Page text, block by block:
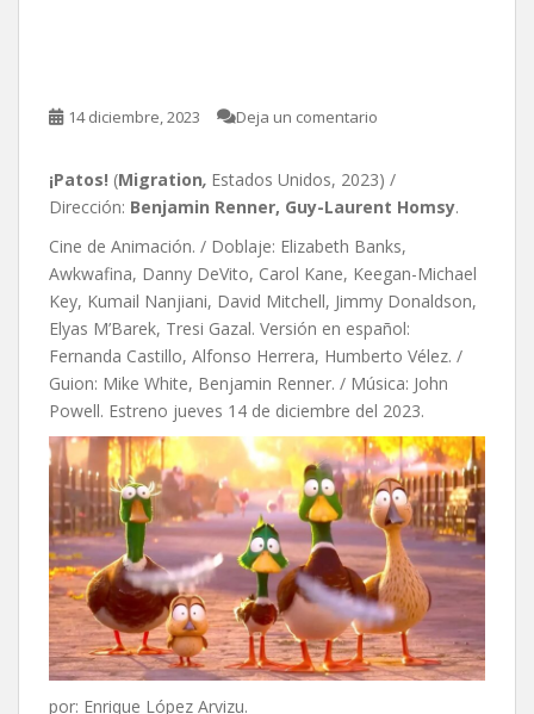
14 diciembre, 2023 Deja un comentario
¡Patos! (Migration, Estados Unidos, 2023) /
Dirección: Benjamin Renner, Guy-Laurent Homsy.
Cine de Animación. / Doblaje: Elizabeth Banks,
Awkwafina, Danny DeVito, Carol Kane, Keegan-Michael
Key, Kumail Nanjiani, David Mitchell, Jimmy Donaldson,
Elyas M’Barek, Tresi Gazal. Versión en español:
Fernanda Castillo, Alfonso Herrera, Humberto Vélez. /
Guion: Mike White, Benjamin Renner. / Música: John
Powell. Estreno jueves 14 de diciembre del 2023.
por: Enrique López Arvizu.